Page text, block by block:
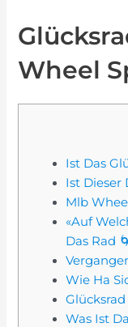
Wheel
Ist Das
Ist Dieser
Mlb
«Auf
Das Rad 🌀
Wie Ha
Glücksrad
Was Ist